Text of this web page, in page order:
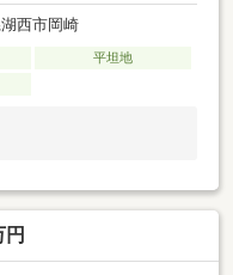
西市岡崎
平坦地